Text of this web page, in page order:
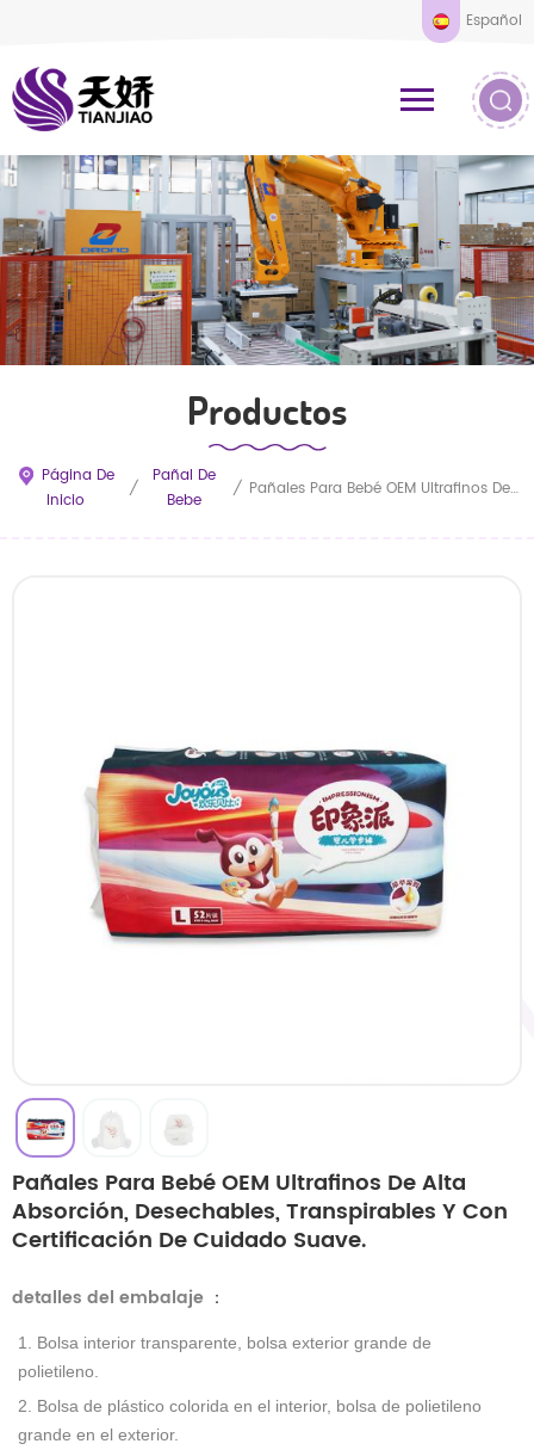
Español
Productos
Página De
Inicio
/
Pañal De
Bebe
/ Pañales Para Bebé OEM Ultrafinos De Alta Absorción, Desechables, Transpirables Y Con Certificación De Cuidado Suave.
Pañales Para Bebé OEM Ultrafinos De Alta
Absorción, Desechables, Transpirables Y Con
Certificación De Cuidado Suave.
detalles del embalaje ：
1. Bolsa interior transparente, bolsa exterior grande de
polietileno.
2. Bolsa de plástico colorida en el interior, bolsa de polietileno
grande en el exterior.